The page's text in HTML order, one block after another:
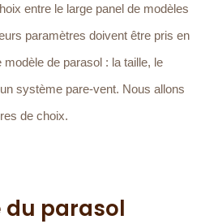
entre le large panel de modèles
paramètres doivent être pris en
de parasol : la taille, le
système pare-vent. Nous allons
de choix.
du parasol